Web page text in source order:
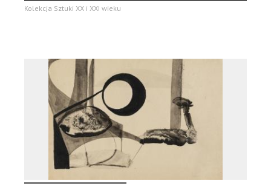
Kolekcja Sztuki XX i XXI wieku